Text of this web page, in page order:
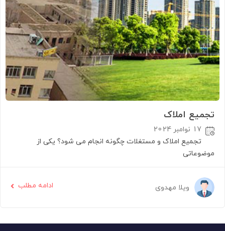
تجمیع املاک
17 نوامبر 2024
تجمیع املاک و مستغلات چگونه انجام می شود؟ یکی از
موضوعاتی
ویلا مهدوی ادامه مطلب